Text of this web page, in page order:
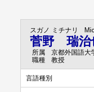
スガノ ミチナリ
菅野 瑞治
所属
京都外国語大
職種
教授
言語種別